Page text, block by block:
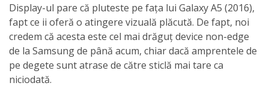
Display-ul pare că pluteste pe fața lui Galaxy A5 (2016),
fapt ce ii oferă o atingere vizuală plăcută. De fapt, noi
credem că acesta este cel mai drăguț device non-edge
de la Samsung de până acum, chiar dacă amprentele de
pe degete sunt atrase de către sticlă mai tare ca
niciodată.